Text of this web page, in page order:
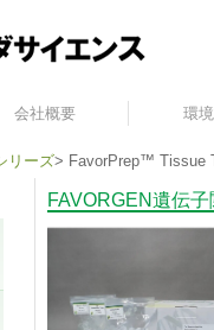
会社概要 環
リーズ> FavorPrep™ Tissue
FAVORGEN遺伝